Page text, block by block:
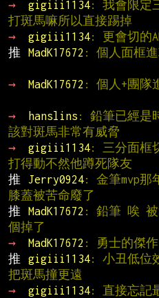
→
gigiii1134: 我會限定
打斑馬嘛所以直接踢掉
→
gigiii1134: 更會切的
推
MadK17672 : 個人面框進
→
MadK17672 : 個人+團隊
→
hanslins : 鉛筆已經是
該對斑馬非常有威脅
→
gigiii1134: 三分面框
打得動不然他蹲死隊友
推
Jerry0924: 金筆mvp那
膝蓋被苦命廢了
推
MadK17672 : 鉛筆 唉 被
個掉了
→
MadK17672 : 勇士的傑作
推
gigiii1134: 小丑低位
把斑馬撞更遠
→
gigiii1134: 直接忘記